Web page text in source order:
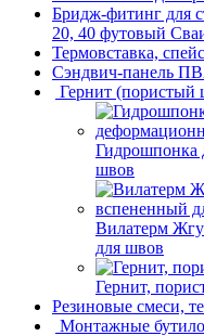
Бридж-фитинг для
20, 40 футовый
Термовставка,
Сэндвич-панель
Гернит
Гидрошпонка
швов
Вилатерм
для швов
Гернит,
Резиновые смеси,
Монтажные